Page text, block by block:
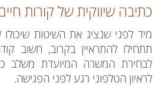
כתיבה שיווקית של קורות
מיד לפני שנציג את השיטות
תתחילו להתראיין בקרוב, חשוב
לבחירת המשרה המיועדת משלב
לראיון הטלפוני רגע לפני הפגישה.